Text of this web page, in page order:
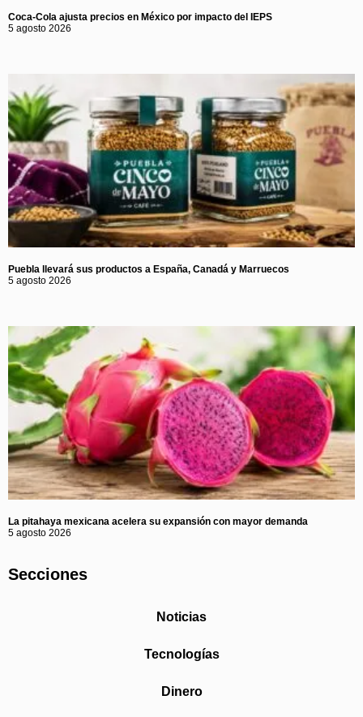
Coca-Cola ajusta precios en México por impacto del IEPS
5 agosto 2026
Puebla llevará sus productos a España, Canadá y Marruecos
5 agosto 2026
La pitahaya mexicana acelera su expansión con mayor demanda
5 agosto 2026
Secciones
Noticias
Tecnologías
Dinero